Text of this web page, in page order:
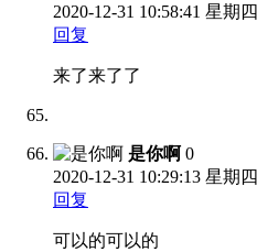
2020-12-31 10:58:41 星期四
回复
来了来了了
是你啊 0
2020-12-31 10:29:13 星期四
回复
可以的可以的